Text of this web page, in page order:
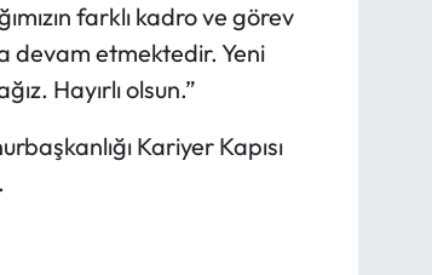
farklı kadro ve görev
devam etmektedir. Yeni
Hayırlı olsun.”
Kariyer Kapısı